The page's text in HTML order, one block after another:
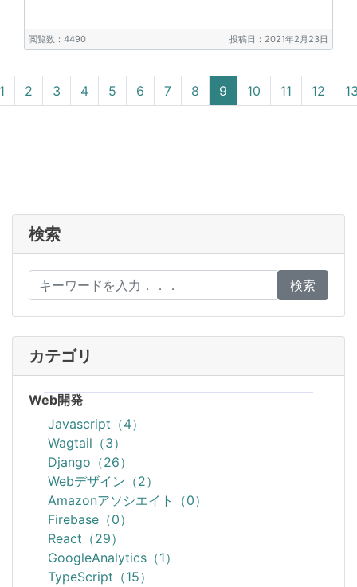
閲覧数：4490 投稿日：2021年2月23日
2 3 4 5 6 7 8 9 10 11 12
検索
検索
カテゴリ
Web開発
Javascript（4）
Wagtail（3）
Django（26）
Webデザイン（2）
Amazonアソシエイト（0）
Firebase（0）
React（29）
GoogleAnalytics（1）
TypeScript（15）